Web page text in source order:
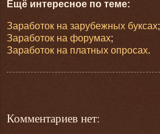
Ещё интересное по теме:
Заработок на зарубежных буксах;
Заработок на форумах;
Заработок на платных опросах.
Комментариев нет: